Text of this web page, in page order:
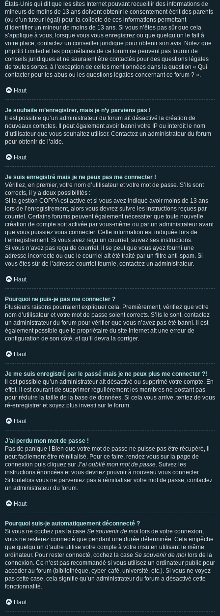
États-Unis qui dit que les sites Internet pouvant recueillir des informations de
mineurs de moins de 13 ans doivent obtenir le consentement écrit des parents
(ou d’un tuteur légal) pour la collecte de ces informations permettant
d’identifier un mineur de moins de 13 ans. Si vous n’êtes pas sûr que cela
s’applique à vous, lorsque vous vous enregistrez ou que quelqu’un le fait à
votre place, contactez un conseiller juridique pour obtenir son avis. Notez que
phpBB Limited et les propriétaires de ce forum ne peuvent pas fournir de
conseils juridiques et ne sauraient être contactés pour des questions légales
de toutes sortes, à l’exception de celles mentionnées dans la question « Qui
contacter pour les abus ou les questions légales concernant ce forum ? ».
Haut
Je souhaite m’enregistrer, mais je n’y parviens pas !
Il est possible qu’un administrateur du forum ait désactivé la création de
nouveaux comptes. Il peut également avoir banni votre IP ou interdit le nom
d’utilisateur que vous souhaitez utiliser. Contactez un administrateur du forum
pour obtenir de l’aide.
Haut
Je suis enregistré mais je ne peux pas me connecter !
Vérifiez, en premier, votre nom d’utilisateur et votre mot de passe. S’ils sont
corrects, il y a deux possibilités :
Si la gestion COPPA est active et si vous avez indiqué avoir moins de 13 ans
lors de l’enregistrement, alors vous devrez suivre les instructions reçues par
courriel. Certains forums peuvent également nécessiter que toute nouvelle
création de compte soit activée par vous-même ou par un administrateur avant
que vous puissiez vous connecter. Cette information est indiquée lors de
l’enregistrement. Si vous avez reçu un courriel, suivez ses instructions.
Si vous n’avez pas reçu de courriel, il se peut que vous ayez fourni une
adresse incorrecte ou que le courriel ait été traité par un filtre anti-spam. Si
vous êtes sûr de l’adresse courriel fournie, contactez un administrateur.
Haut
Pourquoi ne puis-je pas me connecter ?
Plusieurs raisons pourraient expliquer cela. Premièrement, vérifiez que votre
nom d’utilisateur et votre mot de passe soient corrects. S’ils le sont, contactez
un administrateur du forum pour vérifier que vous n’avez pas été banni. Il est
également possible que le propriétaire du site Internet ait une erreur de
configuration de son côté, et qu’il devra la corriger.
Haut
Je me suis enregistré par le passé mais je ne peux plus me connecter ?!
Il est possible qu’un administrateur ait désactivé ou supprimé votre compte. En
effet, il est courant de supprimer régulièrement les membres ne postant pas
pour réduire la taille de la base de données. Si cela vous arrive, tentez de vous
ré-enregistrer et soyez plus investi sur le forum.
Haut
J’ai perdu mon mot de passe !
Pas de panique ! Bien que votre mot de passe ne puisse pas être récupéré, il
peut facilement être réinitialisé. Pour ce faire, rendez vous sur la page de
connexion puis cliquez sur J’ai oublié mon mot de passe. Suivez les
instructions énoncées et vous devriez pouvoir à nouveau vous connecter.
Si toutefois vous ne parveniez pas à réinitialiser votre mot de passe, contactez
un administrateur du forum.
Haut
Pourquoi suis-je automatiquement déconnecté ?
Si vous ne cochez pas la case Se souvenir de moi lors de votre connexion,
vous ne resterez connecté que pendant une durée déterminée. Cela empêche
que quelqu’un d’autre utilise votre compte à votre insu en utilisant le même
ordinateur. Pour rester connecté, cochez la case Se souvenir de moi lors de la
connexion. Ce n’est pas recommandé si vous utilisez un ordinateur public pour
accéder au forum (bibliothèque, cyber-café, université, etc.). Si vous ne voyez
pas cette case, cela signifie qu’un administrateur du forum a désactivé cette
fonctionnalité.
Haut